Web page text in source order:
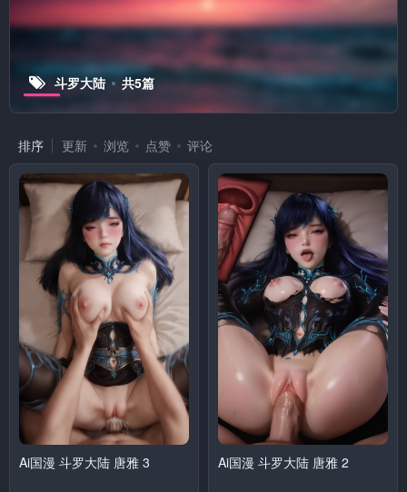
斗罗大陆 共5篇
排序 更新 浏览 点赞 评论
Ai国漫 斗罗大陆 唐雅 3 Ai国漫 斗罗大陆 唐雅 2